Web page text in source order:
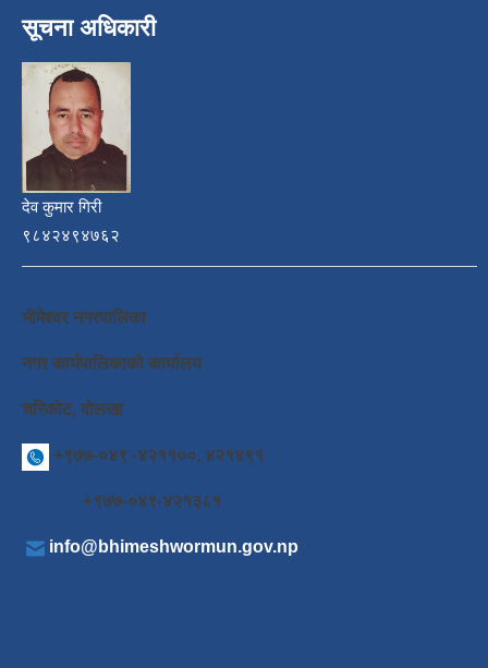
सूचना अधिकारी
देव कुमार गिरी
९८४२४९४७६२
भीमेश्वर नगरपालिका
नगर कार्यपालिकाको कार्यालय
चरिकोट, दोलखा
+९७७-०४९ -४२११००, ४२१४९१
+९७७-०४९-४२१३८१
info@bhimeshwormun.gov.np